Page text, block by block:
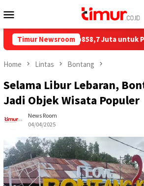
to
Menu
Timur Newsroom
Salurkan Rp858,7 Juta untuk
Home Lintas Bontang
Selama Libur Lebaran,
Jadi Objek Wisata Populer
News Room
04/04/2025